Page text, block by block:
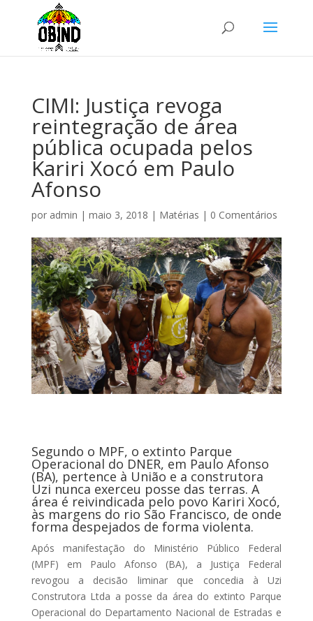
CIMI: Justiça revoga
reintegração de área
pública ocupada pelos
Kariri Xocó em Paulo
Afonso
por admin | maio 3, 2018 | Matérias | 0 Comentários
Segundo o MPF, o extinto Parque
Operacional do DNER, em Paulo Afonso
(BA), pertence à União e a construtora
Uzi nunca exerceu posse das terras. A
área é reivindicada pelo povo Kariri Xocó,
às margens do rio São Francisco, de onde
forma despejados de forma violenta.
Após manifestação do Ministério Público Federal
(MPF) em Paulo Afonso (BA), a Justiça Federal
revogou a decisão liminar que concedia à Uzi
Construtora Ltda a posse da área do extinto Parque
Operacional do Departamento Nacional de Estradas e